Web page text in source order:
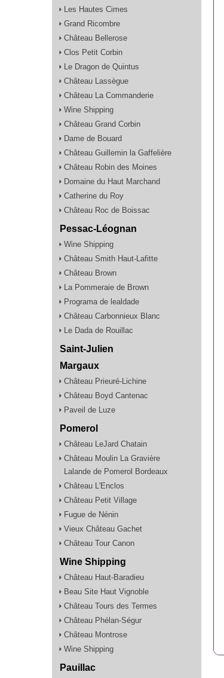
Les Hautes Cimes
Grand Ricombre
Château Bellerose
Clos Petit Corbin
Le Dragon de Quintus
Château Lassègue
Château La Commanderie
Wine Shipping
Château Grand Corbin
Dame de Bouard
Château Guillemin la Gaffelière
Château Robin des Moines
Domaine du Haut Marchand
Catherine du Roy
Château Roc de Boissac
Pessac-Léognan
Wine Shipping
Château Smith Haut-Lafitte
Château Brown
La Pommeraie de Brown
Programa de lealdade
Château Carbonnieux Blanc
Le Dada de Rouillac
Saint-Julien
Margaux
Château Prieuré-Lichine
Château Boyd Cantenac
Paveil de Luze
Pomerol
Château LeJard Chatain
Château Moulin La Gravière
Lalande de Pomerol Bordeaux
Château L'Enclos
Château Petit Village
Fugue de Nénin
Vieux Château Gachet
Château Tour Canon
Wine Shipping
Château Haut-Baradieu
Beau Site Haut Vignoble
Château Tours des Termes
Château Phélan-Ségur
Château Montrose
Wine Shipping
Pauillac